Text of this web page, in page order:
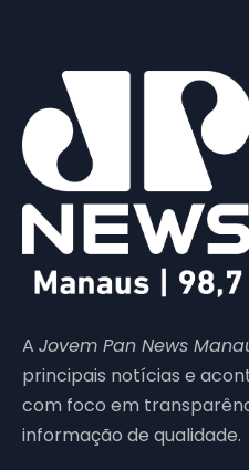
A Jovem Pan News
principais notícias e
com foco em
informação de qualidade.